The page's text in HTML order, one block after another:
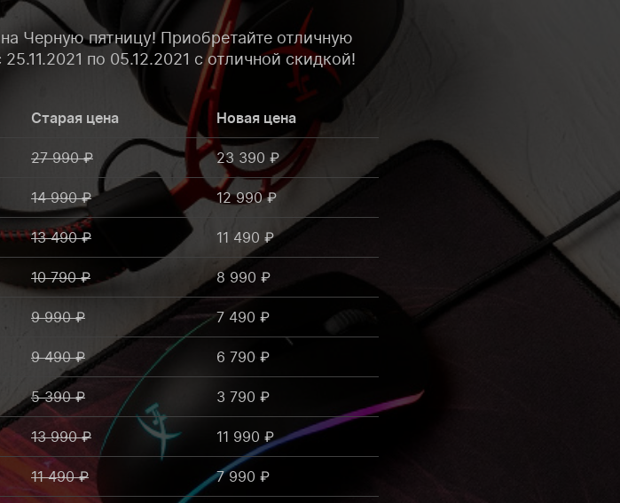
Черную пятницу! Приобретайте отличную
по 05.12.2021 с отличной скидкой!
Старая цена Новая цена
27 990 ₽ 23 390 ₽
14 990 ₽ 12 990 ₽
13 490 ₽ 11 490 ₽
10 790 ₽ 8 990 ₽
9 990 ₽ 7 490 ₽
9 490 ₽ 6 790 ₽
5 390 ₽ 3 790 ₽
13 990 ₽ 11 990 ₽
11 490 ₽ 7 990 ₽